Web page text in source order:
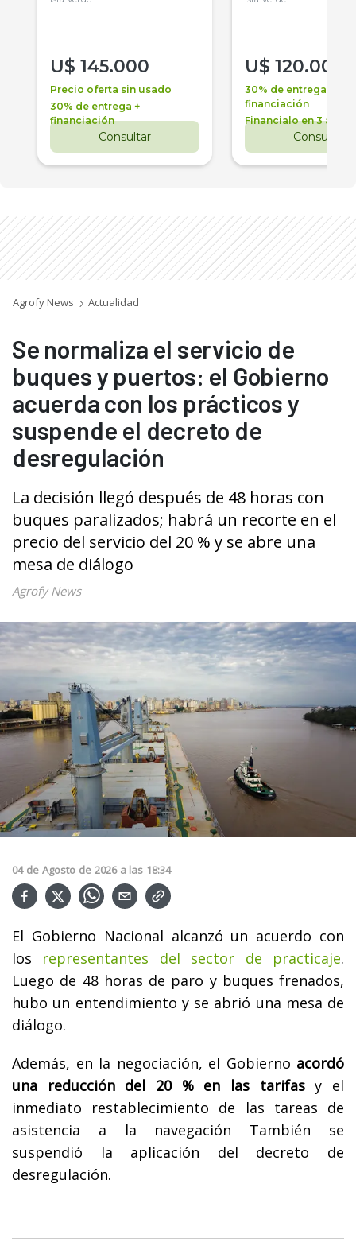
U$ 145.000
Precio oferta sin usado
30% de entrega +
financiación
Consultar
U$ 120.000
30% de entrega +
financiación
Financialo en 3 años
Consultar
Agrofy News Actualidad
Se normaliza el servicio de
buques y puertos: el Gobierno
acuerda con los prácticos y
suspende el decreto de
desregulación
La decisión llegó después de 48 horas con
buques paralizados; habrá un recorte en el
precio del servicio del 20 % y se abre una
mesa de diálogo
Agrofy News
04 de Agosto de 2026 a las 18:34
El Gobierno Nacional alcanzó un acuerdo con
los representantes del sector de practicaje.
Luego de 48 horas de paro y buques frenados,
hubo un entendimiento y se abrió una mesa de
diálogo.
Además, en la negociación, el Gobierno acordó
una reducción del 20 % en las tarifasy el
inmediato restablecimiento de las tareas de
asistencia a la navegación También se
suspendió la aplicación del decreto de
desregulación.